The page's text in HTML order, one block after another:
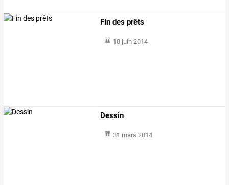
Fin des prêts
10 juin 2014
Dessin
31 mars 2014